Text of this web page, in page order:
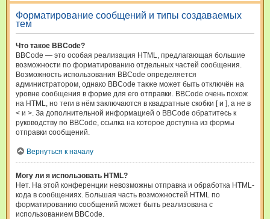
Форматирование сообщений и типы создаваемых
тем
Что такое BBCode?
BBCode — это особая реализация HTML, предлагающая большие
возможности по форматированию отдельных частей сообщения.
Возможность использования BBCode определяется
администратором, однако BBCode также может быть отключён на
уровне сообщения в форме для его отправки. BBCode очень похож
на HTML, но теги в нём заключаются в квадратные скобки [ и ], а не в
< и >. За дополнительной информацией о BBCode обратитесь к
руководству по BBCode, ссылка на которое доступна из формы
отправки сообщений.
Вернуться к началу
Могу ли я использовать HTML?
Нет. На этой конференции невозможны отправка и обработка HTML-
кода в сообщениях. Большая часть возможностей HTML по
форматированию сообщений может быть реализована с
использованием BBCode.